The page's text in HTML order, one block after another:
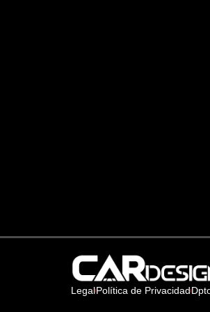
LegalPolítica de Privacidad